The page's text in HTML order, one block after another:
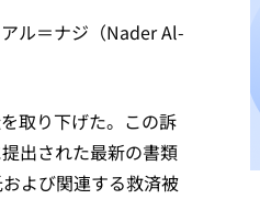
ル＝ナジ（Nader Al-
取り下げた。この訴
出された最新の書類
よび関連する救済被